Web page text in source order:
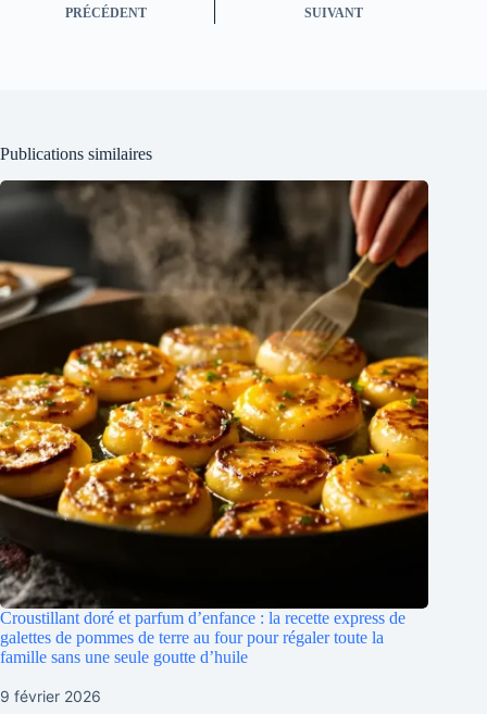
PRÉCÉDENT SUIVANT
Publications similaires
Croustillant doré et parfum d’enfance : la recette express de
galettes de pommes de terre au four pour régaler toute la
famille sans une seule goutte d’huile
9 février 2026